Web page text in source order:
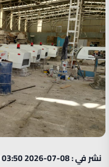
نشر في : 08-07-2026 03:50 PM